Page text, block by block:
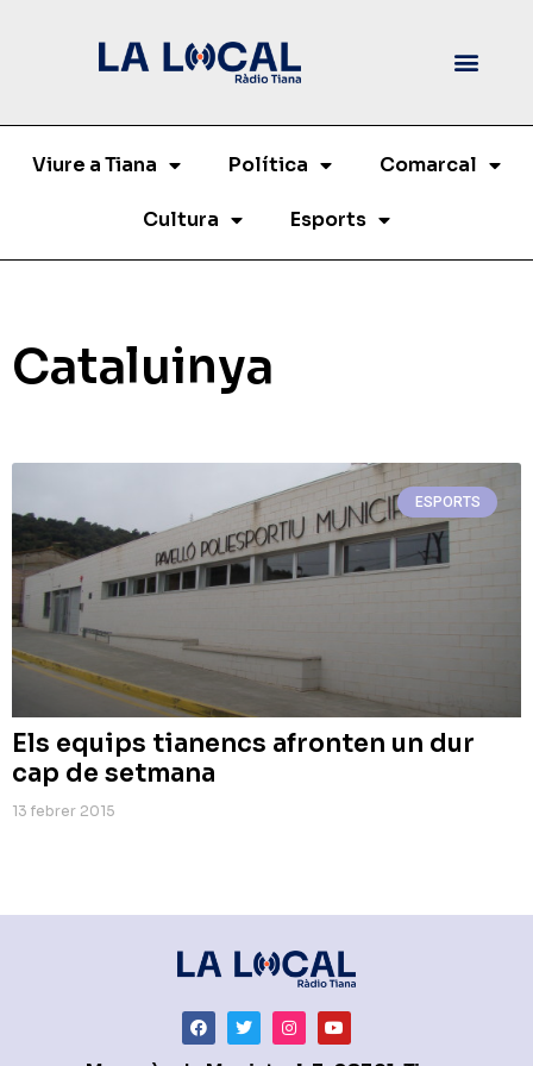
Viure a Tiana Política Comarcal
Cultura Esports
Cataluinya
ESPORTS
Els equips tianencs afronten un dur
cap de setmana
13 febrer 2015